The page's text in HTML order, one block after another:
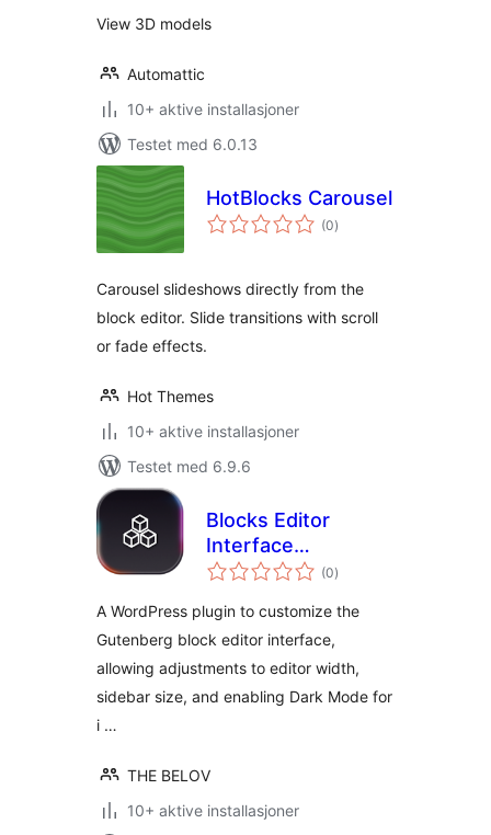
View 3D models
Automattic
10+ aktive installasjoner
Testet med 6.0.13
HotBlocks Carousel
(0totale
vurderinger
)
Carousel slideshows directly from the
block editor. Slide transitions with scroll
or fade effects.
Hot Themes
10+ aktive installasjoner
Testet med 6.9.6
Blocks Editor
Interface
Customizer (0totale
vurderinger
)
A WordPress plugin to customize the
Gutenberg block editor interface,
allowing adjustments to editor width,
sidebar size, and enabling Dark Mode for
i …
THE BELOV
10+ aktive installasjoner